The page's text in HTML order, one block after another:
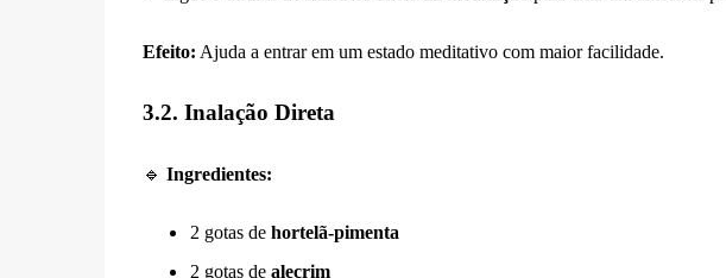
Efeito: Ajuda a entrar em um estado meditativo com maior facilidade.
3.2. Inalação Direta
🔹 Ingredientes:
2 gotas de hortelã-pimenta
2 gotas de alecrim